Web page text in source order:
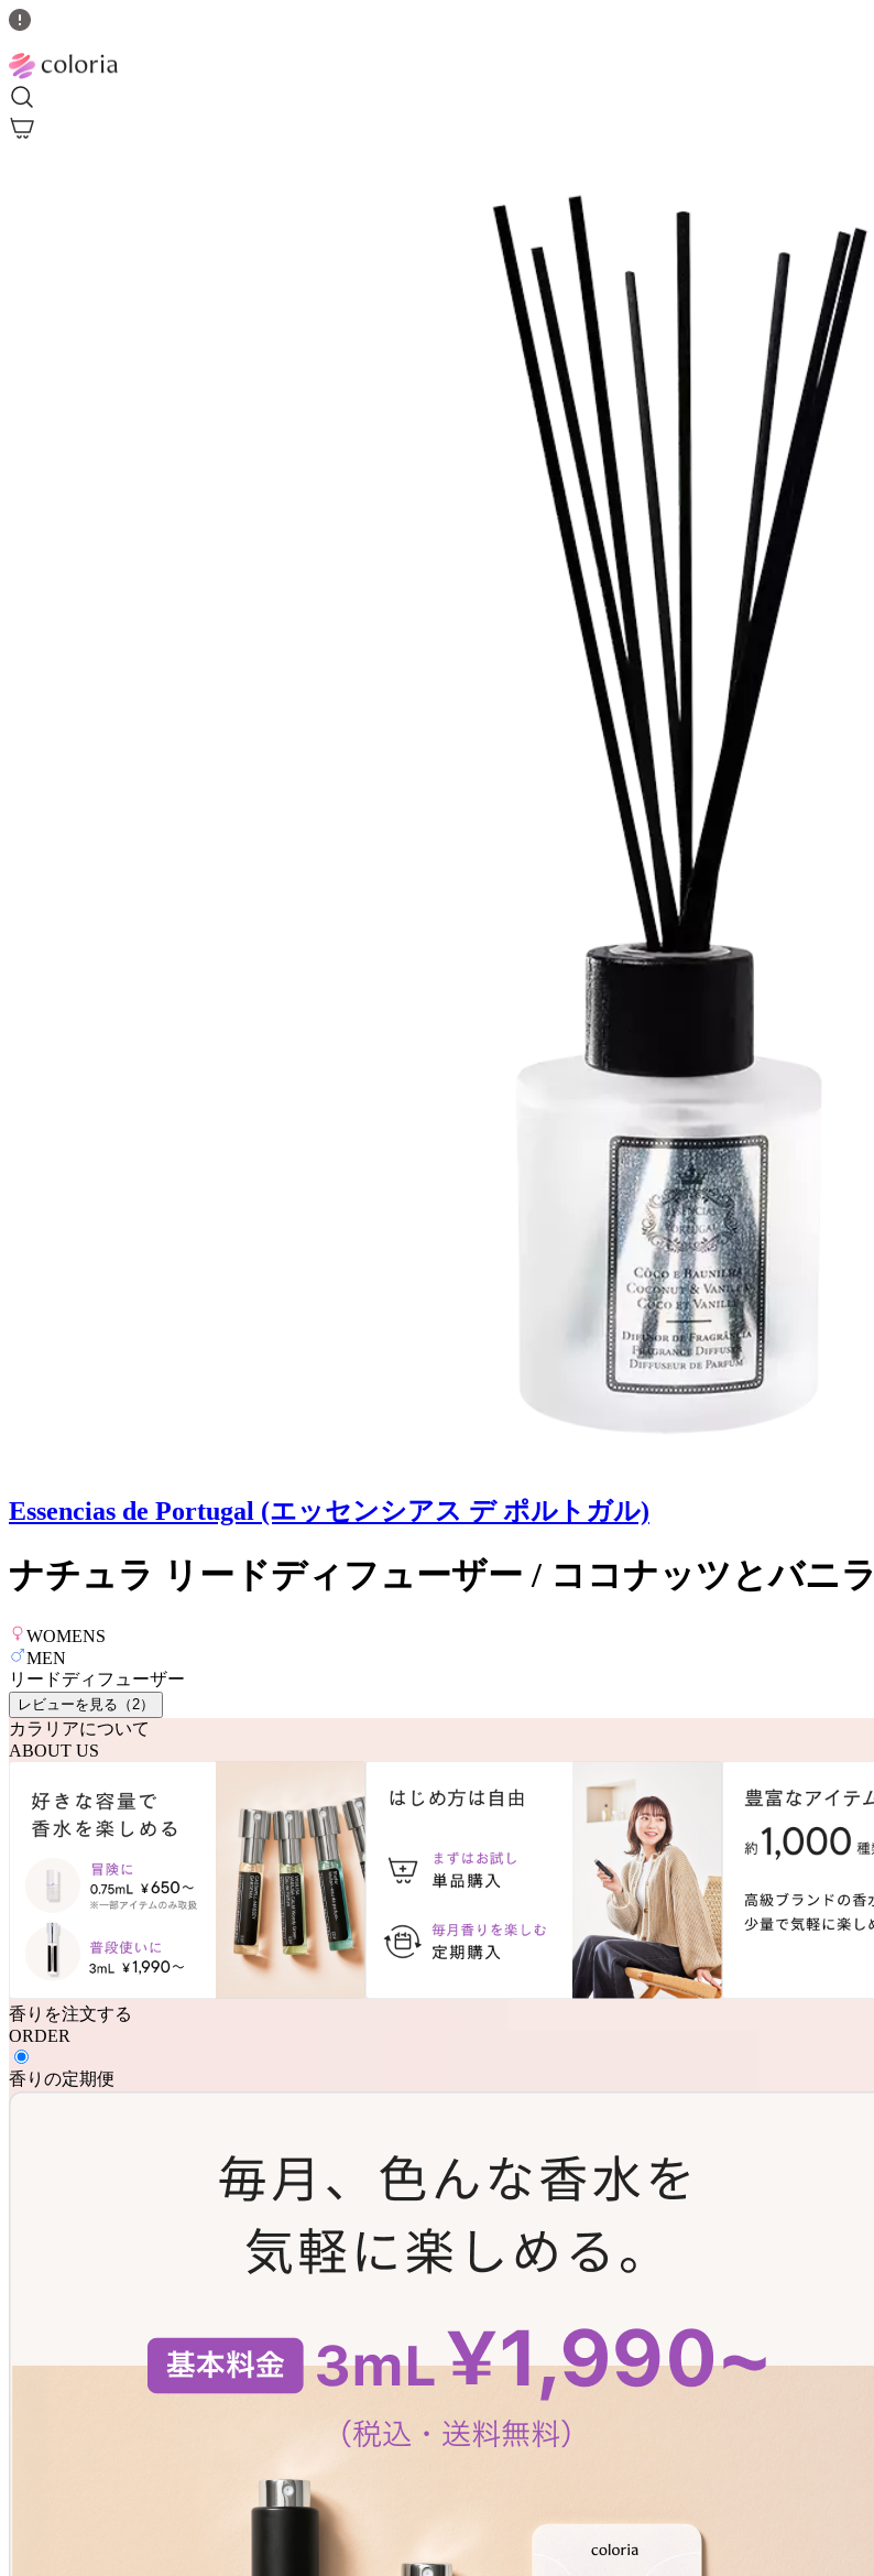
Essencias de Portugal (エッセンシアス デ ポルトガル)
ナチュラ リードディフューザー / ココナッツとバニラ
WOMENS
MEN
リードディフューザー
レビューを見る（ 2）
カラリアについて
ABOUT US
香りを注文する
ORDER
香りの定期便